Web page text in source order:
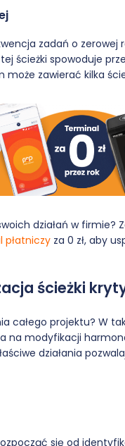
zadań o zerowej
ścieżki spowoduje
zawierać kilka
działań w firmie?
płatniczy za 0 zł, aby
ścieżki
całego projektu? W
na modyfikacji
działania
się od